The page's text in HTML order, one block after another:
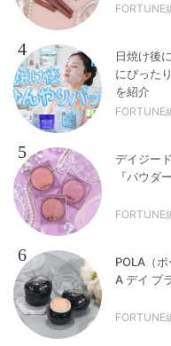
FORTUNE
4
日焼け後
にぴった
を紹介
FORTUNE
5
デイジー
『パウダ
FORTUNE
6
POLA（
A デイ プ
FORTUNE